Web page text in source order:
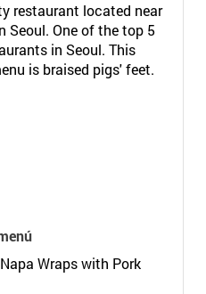
restaurant located near
Seoul. One of the top 5
in Seoul. This
is braised pigs' feet.
Wraps with Pork